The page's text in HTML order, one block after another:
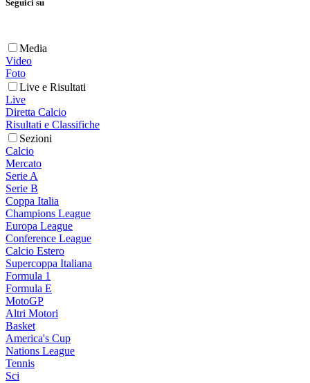
Seguici su
Media
Video
Foto
Live e Risultati
Live
Diretta Calcio
Risultati e Classifiche
Sezioni
Calcio
Mercato
Serie A
Serie B
Coppa Italia
Champions League
Europa League
Conference League
Calcio Estero
Supercoppa Italiana
Formula 1
Formula E
MotoGP
Altri Motori
Basket
America's Cup
Nations League
Tennis
Sci